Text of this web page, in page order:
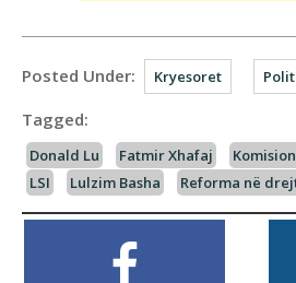
Posted Under: Kryesoret
Tagged:
Donald Lu Fatmir Xhafaj
LSI
Lulzim Basha Reforma në